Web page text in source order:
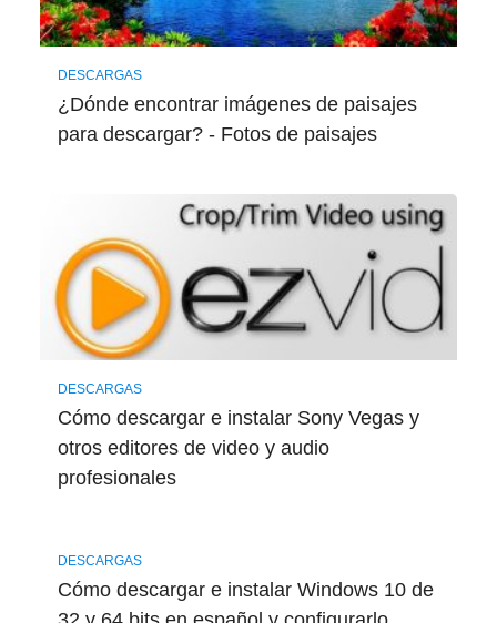
DESCARGAS
¿Dónde encontrar imágenes de paisajes
para descargar? - Fotos de paisajes
DESCARGAS
Cómo descargar e instalar Sony Vegas y
otros editores de video y audio
profesionales
DESCARGAS
Cómo descargar e instalar Windows 10 de